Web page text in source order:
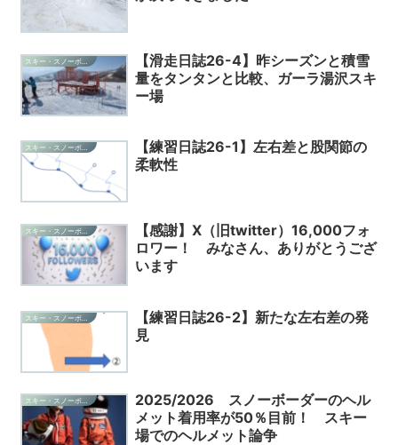
【滑走日誌26-4】昨シーズンと積雪
量をタンタンと比較、ガーラ湯沢スキ
ー場
スキー・スノーボード・雑記
【練習日誌26-1】左右差と股関節の
柔軟性
【感謝】X（旧twitter）16,000フォ
ロワー！ みなさん、ありがとうござ
います
【練習日誌26-2】新たな左右差の発
見
2025/2026 スノーボーダーのヘル
メット着用率が50％目前！ スキー
場でのヘルメット論争